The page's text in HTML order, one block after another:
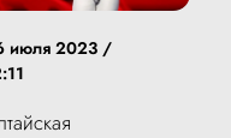
июля 2023 /